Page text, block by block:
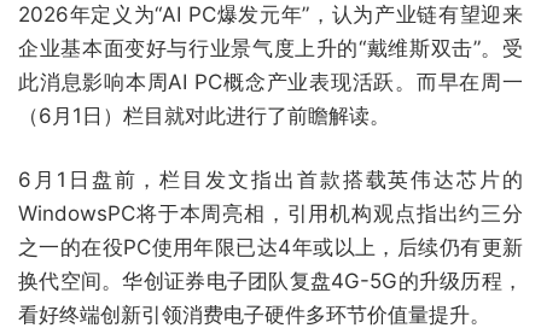
2026年定义为“AI PC爆发元年”，认为产业链有望迎来
企业基本面变好与行业景气度上升的“戴维斯双击”。受
此消息影响本周AI PC概念产业表现活跃。而早在周一
（6月1日）栏目就对此进行了前瞻解读。
6月1日盘前，栏目发文指出首款搭载英伟达芯片的
WindowsPC将于本周亮相，引用机构观点指出约三分
之一的在役PC使用年限已达4年或以上，后续仍有更新
换代空间。华创证券电子团队复盘4G-5G的升级历程，
看好终端创新引领消费电子硬件多环节价值量提升。